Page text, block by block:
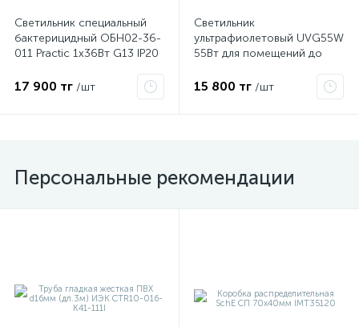
Светильник специальный
бактерицидный ОБН02-36-
011 Practic 1х36Вт G13 IP20
17 900 тг /шт
Светильник
ультрафиолетовый UVG55W
55Вт для помещений до
ПДУ в комплекте черн.
КОСМОС KOC_UVG55WR
15 800 тг /шт
Персональные рекомендации